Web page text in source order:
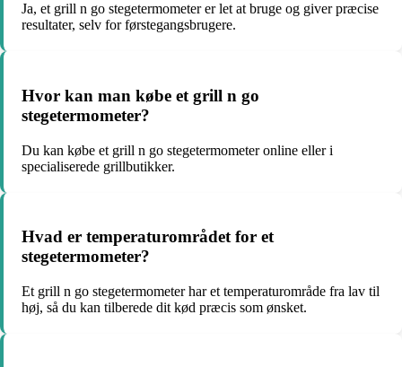
Ja, et grill n go stegetermometer er let at bruge og giver præcise
resultater, selv for førstegangsbrugere.
Hvor kan man købe et grill n go
stegetermometer?
Du kan købe et grill n go stegetermometer online eller i
specialiserede grillbutikker.
Hvad er temperaturområdet for et
stegetermometer?
Et grill n go stegetermometer har et temperaturområde fra lav til
høj, så du kan tilberede dit kød præcis som ønsket.